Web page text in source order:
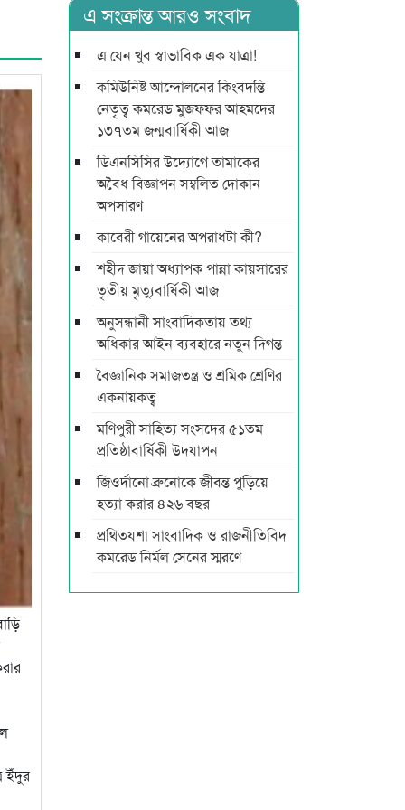
ইঁদুর
এ সংক্রান্ত আরও সংবাদ
এ যেন খুব স্বাভাবিক এক যাত্রা!
কমিউনিষ্ট আন্দোলনের কিংবদন্তি
নেতৃত্ব কমরেড মুজফ্ফর আহমদের
১৩৭তম জন্মবার্ষিকী আজ
ডিএনসিসির উদ্যোগে তামাকের
অবৈধ বিজ্ঞাপন সম্বলিত দোকান
অপসারণ
কাবেরী গায়েনের অপরাধটা কী?
শহীদ জায়া অধ্যাপক পান্না কায়সারের
তৃতীয় মৃত্যুবার্ষিকী আজ
অনুসন্ধানী সাংবাদিকতায় তথ্য
অধিকার আইন ব্যবহারে নতুন দিগন্ত
বৈজ্ঞানিক সমাজতন্ত্র ও শ্রমিক শ্রেণির
একনায়কত্ব‌
মণিপুরী সাহিত্য সংসদের ৫১তম
প্রতিষ্ঠাবার্ষিকী উদযাপন
জিওর্দানো ব্রুনোকে জীবন্ত পুড়িয়ে
হত্যা করার ৪২৬ বছর
প্রথিতযশা সাংবাদিক ও রাজনীতিবিদ
কমরেড নির্মল সেনের স্মরণে